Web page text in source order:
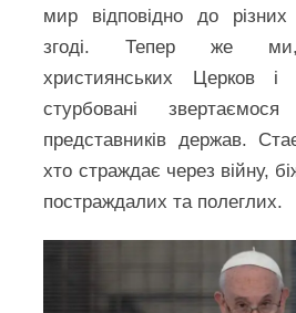
мир відповідно до
згоді. Тепер же ми,
християнських Церков і
стурбовані
представників держав.
хто страждає через війну,
постраждалих та полеглих.